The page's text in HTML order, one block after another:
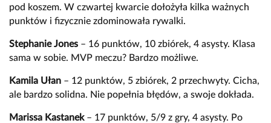
pod koszem. W czwartej kwarcie dołożyła kilka ważnych
punktów i fizycznie zdominowała rywalki.
Stephanie Jones – 16 punktów, 10 zbiórek, 4 asysty. Klasa
sama w sobie. MVP meczu? Bardzo możliwe.
Kamila Ułan – 12 punktów, 5 zbiórek, 2 przechwyty. Cicha,
ale bardzo solidna. Nie popełnia błędów, a swoje dokłada.
Marissa Kastanek– 17 punktów, 5/9 z gry, 4 asysty. Po